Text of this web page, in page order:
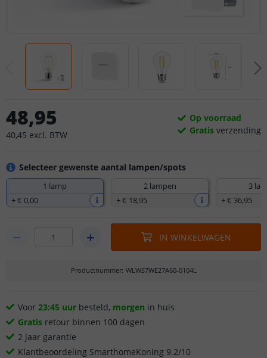
Selecteer gewenste aantal lampen/spots
1 lamp
+€ 0,00
2 lampen
+€ 18,95
3
+€ 36,95
48,95
40,45 excl. BTW
Op voorraad
Gratis verzending
IN WINKELWAGEN
Productnummer: WLWS7WE27A60-0104L
Voor 23:45 uur besteld, morgen in huis
Gratis retour binnen 100 dagen
2 jaar garantie
Klantbeoordeling SmarthomeKoning 9.2/10